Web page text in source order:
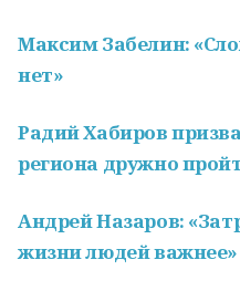
Максим Забелин:
нет»
Радий Хабиров
региона дружно
Андрей Назаров:
жизни людей важнее»